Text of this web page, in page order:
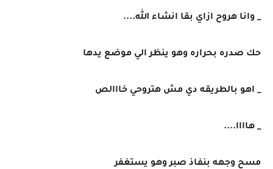
_ وانا هروح ازاي بقا انشاء الله....
حك صدره بحراره وهو ينظر الي موضع يدها
_ اهو بالطريقه دي مش هتروحي خااالص
_ هاااا....
مسح وجهه بنفاذ صبر وهو يستغفر